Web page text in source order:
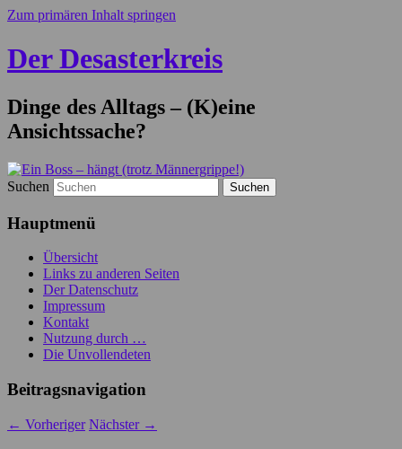
Zum primären Inhalt springen
Der Desasterkreis
Dinge des Alltags – (K)eine
Ansichtssache?
Suchen
Hauptmenü
Übersicht
Links zu anderen Seiten
Der Datenschutz
Impressum
Kontakt
Nutzung durch …
Die Unvollendeten
Beitragsnavigation
← Vorheriger Nächster →